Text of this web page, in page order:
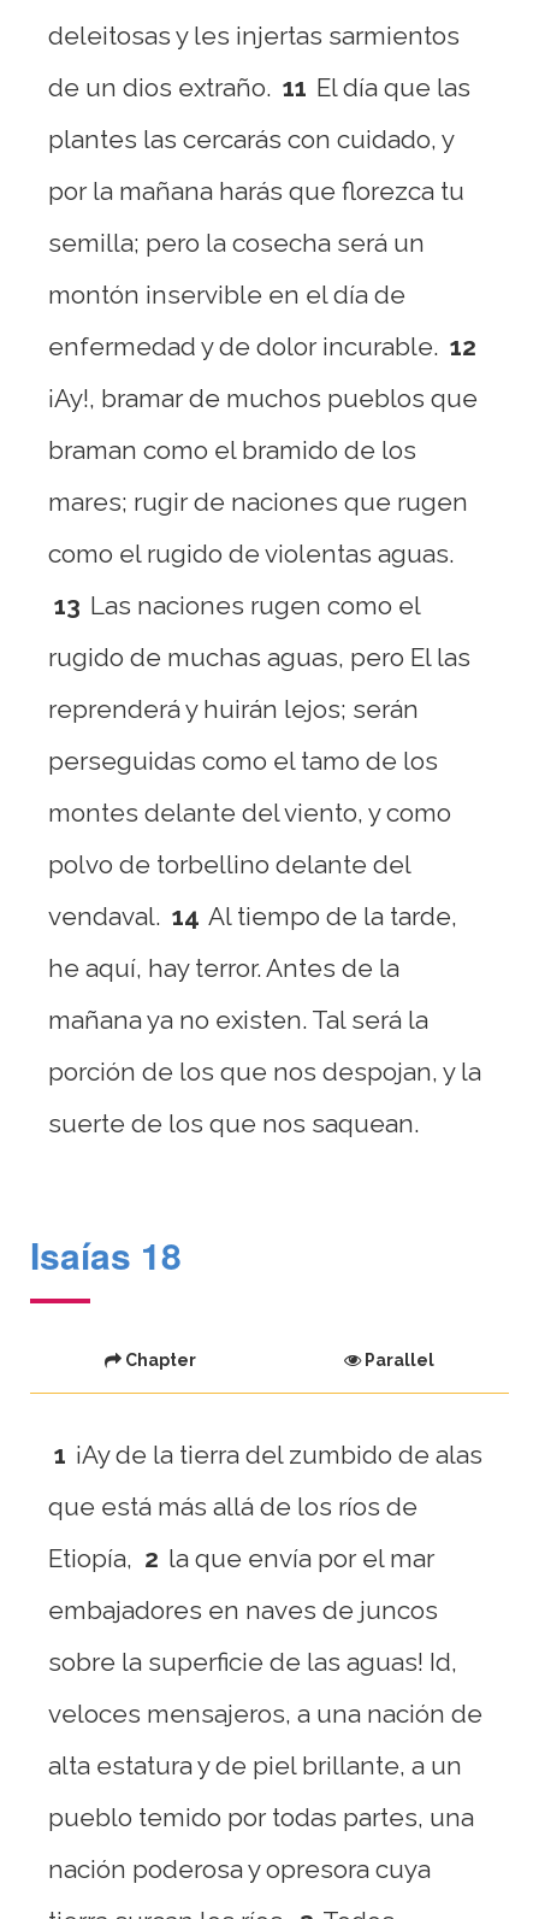
deleitosas y les injertas sarmientos
de un dios extraño. 11 El día que las
plantes las cercarás con cuidado, y
por la mañana harás que florezca tu
semilla; pero la cosecha será un
montón inservible en el día de
enfermedad y de dolor incurable. 12
¡Ay!, bramar de muchos pueblos que
braman como el bramido de los
mares; rugir de naciones que rugen
como el rugido de violentas aguas.
13 Las naciones rugen como el
rugido de muchas aguas, pero El las
reprenderá y huirán lejos; serán
perseguidas como el tamo de los
montes delante del viento, y como
polvo de torbellino delante del
vendaval. 14 Al tiempo de la tarde,
he aquí, hay terror. Antes de la
mañana ya no existen. Tal será la
porción de los que nos despojan, y la
suerte de los que nos saquean.
Isaías 18
Chapter Parallel
1 ¡Ay de la tierra del zumbido de alas
que está más allá de los ríos de
Etiopía, 2 la que envía por el mar
embajadores en naves de juncos
sobre la superficie de las aguas! Id,
veloces mensajeros, a una nación de
alta estatura y de piel brillante, a un
pueblo temido por todas partes, una
nación poderosa y opresora cuya